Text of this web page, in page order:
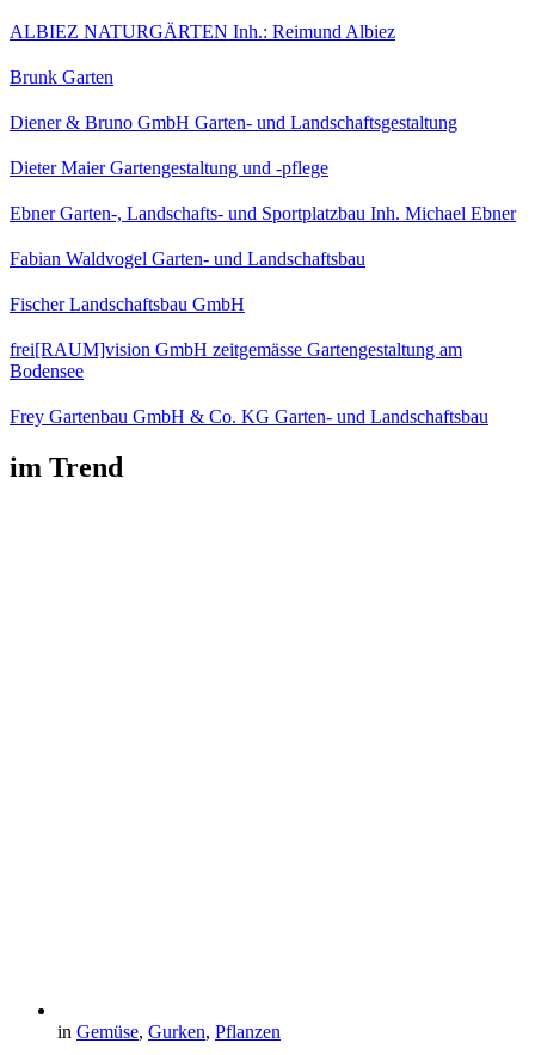
ALBIEZ NATURGÄRTEN Inh.: Reimund Albiez
Brunk Garten
Diener & Bruno GmbH Garten- und Landschaftsgestaltung
Dieter Maier Gartengestaltung und -pflege
Ebner Garten-, Landschafts- und Sportplatzbau Inh. Michael Ebner
Fabian Waldvogel Garten- und Landschaftsbau
Fischer Landschaftsbau GmbH
frei[RAUM]vision GmbH zeitgemässe Gartengestaltung am
Bodensee
Frey Gartenbau GmbH & Co. KG Garten- und Landschaftsbau
im Trend
in Gemüse, Gurken, Pflanzen